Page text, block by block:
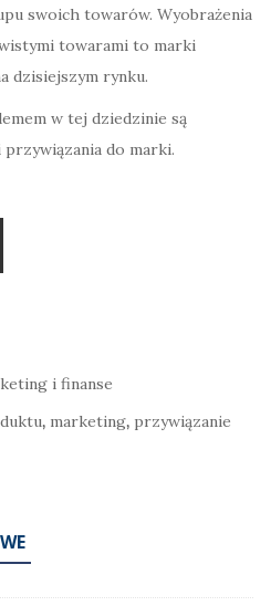
zł.
swoich towarów. Wyobrażenia
towarami to marki
dzisiejszym rynku.
w tej dziedzinie są
do marki.
i finanse
, marketing, przywiązanie